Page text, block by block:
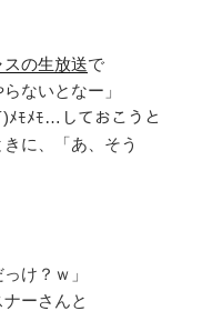
スの生放送で
ないとなー」
ﾒﾓﾒﾓ…しておこうと
に、「あ、そう
け？ｗ」
ーさんと